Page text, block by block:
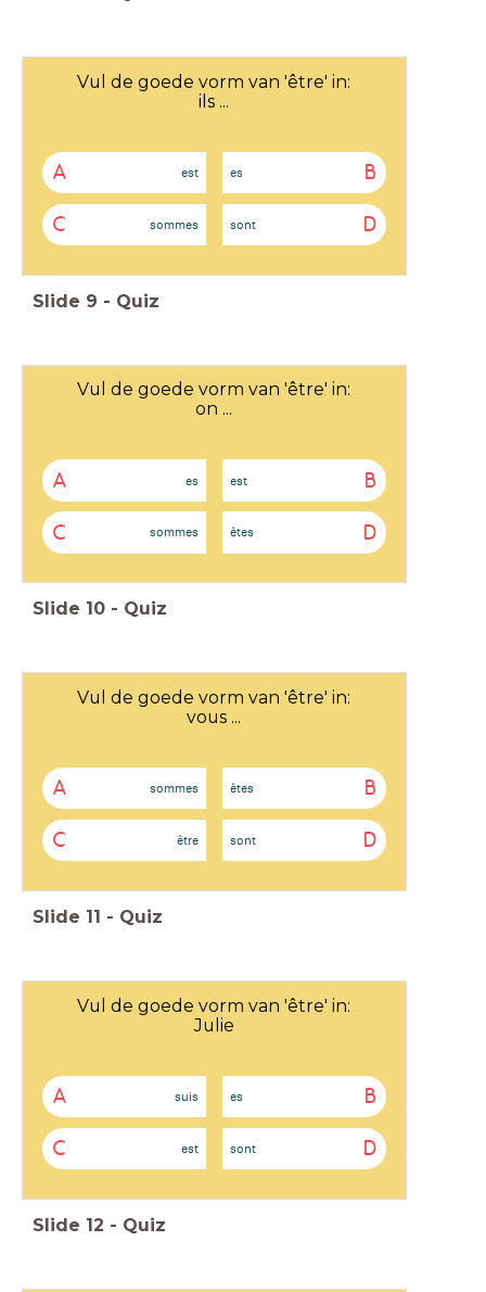
Vul de goede vorm van 'être' in:
ils ...
A est B
es
C sommes D
sont
Slide 9 - Quiz
Vul de goede vorm van 'être' in:
on ...
A es B
est
C sommes D
êtes
Slide 10 - Quiz
Vul de goede vorm van 'être' in:
vous ...
A sommes B
êtes
C être D
sont
Slide 11 - Quiz
Vul de goede vorm van 'être' in:
Julie
A suis B
es
C est D
sont
Slide 12 - Quiz